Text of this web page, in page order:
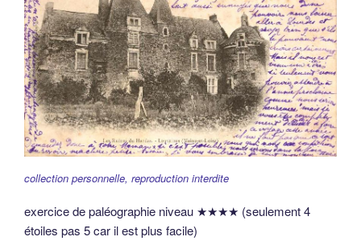
collection personnelle, reproduction interdite
exercice de paléographie niveau ★★★★ (seulement 4
étoiles pas 5 car il est plus facile)